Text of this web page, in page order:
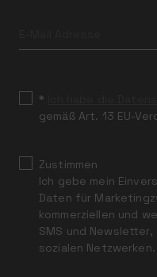
field
*
gemäß Art. 13 EU-
Zustimmen
Ich gebe mein
Daten für
kommerziellen und
SMS und
sozialen Netzwerken.